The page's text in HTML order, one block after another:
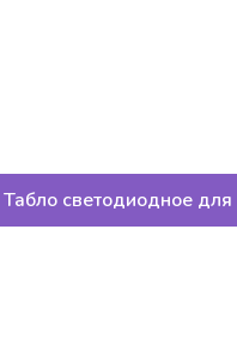
Табло светодиодное для